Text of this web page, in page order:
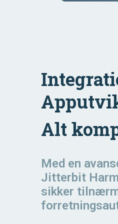
Alt
Med en
Jitterbit
sikker